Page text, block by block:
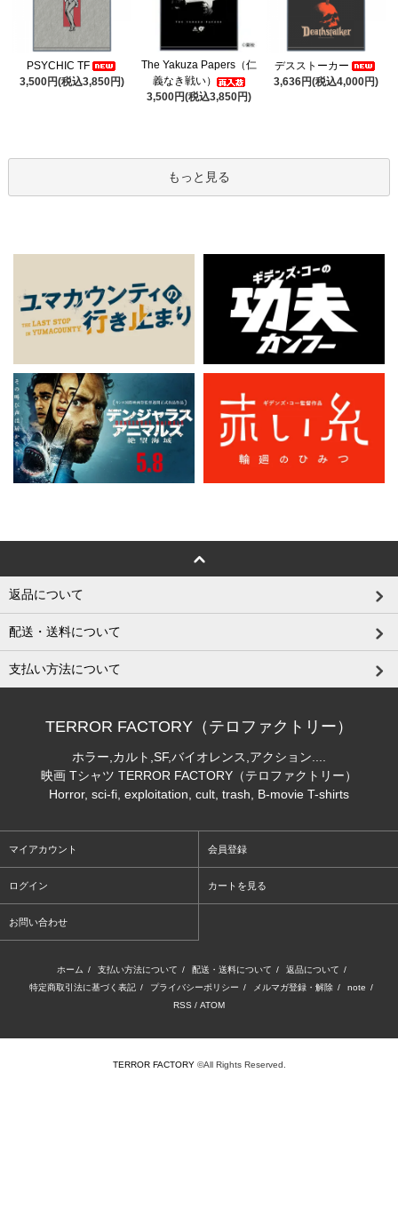
PSYCHIC TF
3,500円(税込3,850円)
The Yakuza Papers（仁
義なき戦い）
3,500円(税込3,850円)
デスストーカー
3,636円(税込4,000円)
もっと見る
返品について
配送・送料について
支払い方法について
TERROR FACTORY（テロファクトリー）
ホラー,カルト,SF,バイオレンス,アクション....
映画 Tシャツ TERROR FACTORY（テロファクトリー）
Horror, sci-fi, exploitation, cult, trash, B-movie T-shirts
マイアカウント 会員登録
ログイン カートを見る
お問い合わせ
ホーム / 支払い方法について / 配送・送料について / 返品について /
特定商取引法に基づく表記 / プライバシーポリシー / メルマガ登録・解除 / note /
RSS / ATOM
TERROR FACTORY©All Rights Reserved.